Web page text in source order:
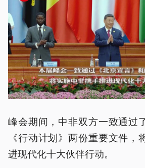
峰会期间，中非双方一致通过
《行动计划》两份重要文件，
进现代化十大伙伴行动。